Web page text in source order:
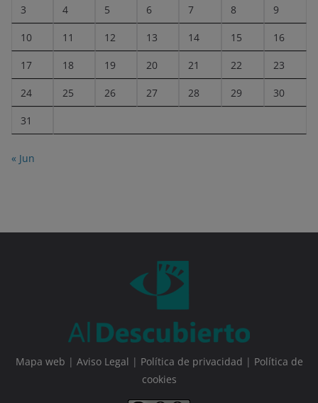
3 4 5 6 7 8 9
10 11 12 13 14 15 16
17 18 19 20 21 22 23
24 25 26 27 28 29 30
31
« Jun
Mapa web | Aviso Legal | Política de privacidad | Política de
cookies